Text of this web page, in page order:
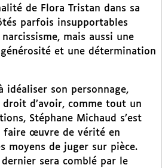
de Flora Tristan dans sa
parfois insupportables
mais aussi une
et une détermination
idéaliser son personnage,
d’avoir, comme tout un
Stéphane Michaud s’est
faire œuvre de vérité en
moyens de juger sur pièce.
dernier sera comblé par le